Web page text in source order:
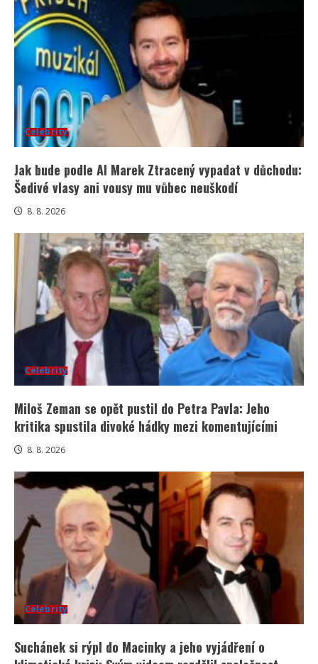
Celebrity
Jak bude podle AI Marek Ztracený vypadat v důchodu:
Šedivé vlasy ani vousy mu vůbec neuškodí
8. 8. 2026
Celebrity
Miloš Zeman se opět pustil do Petra Pavla: Jeho
kritika spustila divoké hádky mezi komentujícími
8. 8. 2026
Celebrity
Suchánek si rýpl do Macinky a jeho vyjádření o